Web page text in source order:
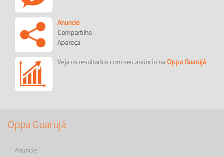
Anuncie
Compartilhe
Apareça
Veja os resultados com seu anúncio na Oppa Guarujá
Oppa Guarujá
Anuncie